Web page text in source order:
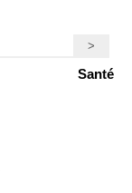
Santé